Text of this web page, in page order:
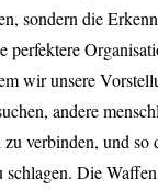
sondern die
wir unsere
andere
verbinden, und
Die